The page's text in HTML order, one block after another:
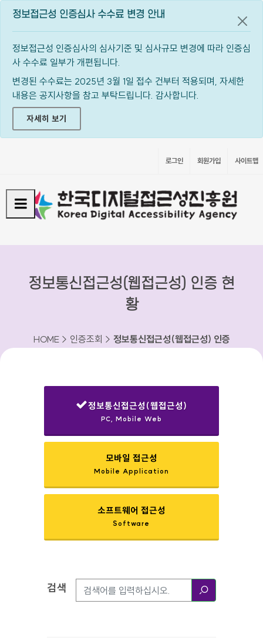
정보접근성 인증심사 수수료 변경 안내
정보접근성 인증심사의 심사기준 및 심사규모 변경에 따라 인증심
사 수수료 일부가 개편됩니다.
변경된 수수료는 2025년 3월 1일 접수 건부터 적용되며, 자세한
내용은 공지사항을 참고 부탁드립니다. 감사합니다.
자세히 보기
공지
로그인 회원가입 사이트맵
정보통신접근성(웹접근성) 인증 현
황
HOME > 인증조회 > 정보통신접근성(웹접근성) 인증
정보통신접근성(웹접근성)
PC, Mobile Web
모바일 접근성
Mobile Application
소프트웨어 접근성
Software
검색옵션
검색